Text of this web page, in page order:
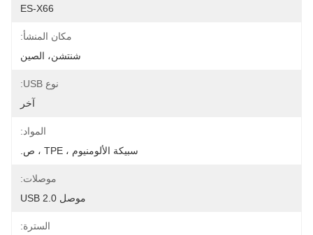
ES-X66
مكان المنشأ:
شنتشن، الصين
نوع USB:
آخر
المواد:
سبيكة الألومنيوم ، TPE ، ص.
موصلات:
موصل USB 2.0
السترة: